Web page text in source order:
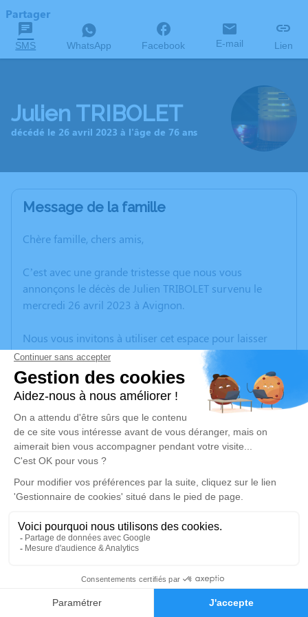
Faire-part Hommages
Partager
SMS WhatsApp Facebook E-mail Lien
Julien TRIBOLET
décédé le 26 avril 2023 à l'âge de 76 ans
Message de la famille
Chère famille, chers amis,
C’est avec une grande tristesse que nous vous
annonçons le décès de Julien TRIBOLET survenu le
mercredi 26 avril 2023 à Avignon.
Nous vous invitons à utiliser cet espace pour laisser
vos condoléances, partager des photos souvenirs, une
anecdote ou exprimer vos pensées à travers des
poèmes ou des textes. Cet endroit est un lieu
d'expression dédié à honorer la mémoire de Julien
TRIBOLET.
Un service de plantation d’arbre hommage est
disponible ici
Cérémonie civile
Cimetière d'Uzès
Chemin du Peiroulet